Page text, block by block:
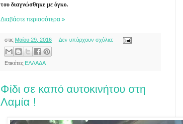
του διαγνώσθηκε με όγκο.
Διαβάστε περισσότερα »
στις Μαΐου 29, 2016 Δεν υπάρχουν σχόλια:
Ετικέτες ΕΛΛΑΔΑ
Φίδι σε καπό αυτοκινήτου στη
Λαμία !